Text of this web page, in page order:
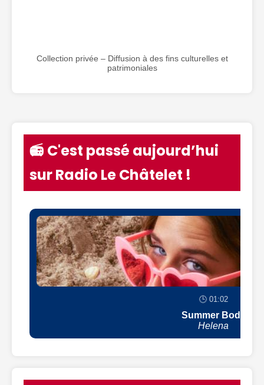
Collection privée – Diffusion à des fins culturelles et
patrimoniales
📻 C'est passé aujourd’hui
sur Radio Le Châtelet !
🕒 01:02
Summer Body
Helena